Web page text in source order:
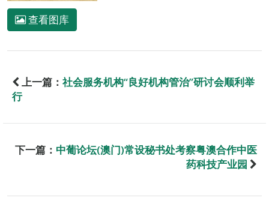
查看图库
上一篇： 社会服务机构“良好机构管治”研讨会顺利举
行
下一篇： 中葡论坛(澳门)常设秘书处考察粤澳合作中医
药科技产业园